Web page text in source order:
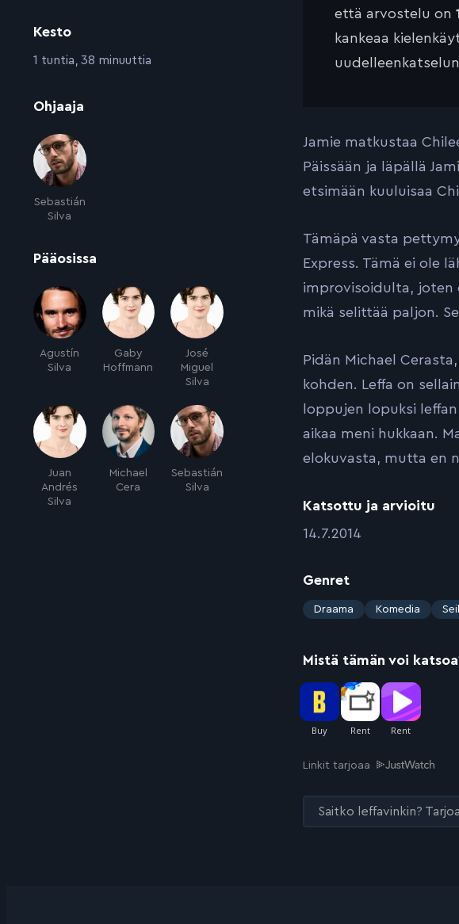
Kesto
:1 tuntia, 38 minuuttia
Ohjaaja
Sebastián
Silva
Pääosissa
Agustín
Silva
Gaby
Hoffmann
José
Miguel
Silva
Juan
Andrés
Silva
Michael
Cera
Sebastián
Silva
että arvostelu on
kankeaa
Jamie matkustaa
Päissään ja läpällä
etsimään kuuluisaa
Tämäpä vasta
Express. Tämä ei ole
improvisoidulta, joten
mikä selittää paljon.
Pidän Michael
kohden. Leffa on
loppujen lopuksi
aikaa meni hukkaan.
elokuvasta, mutta en
Katsottu ja arvioitu
:14.7.2014
Genret
:
Draama Komedia
Mistä tämän voi
Linkit tarjoaa
Saitko leffavinkin?